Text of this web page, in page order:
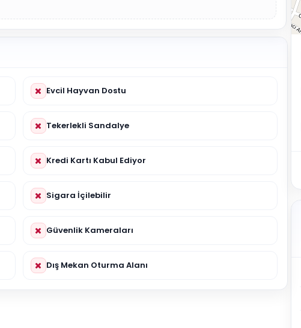
Evcil Hayvan Dostu
Tekerlekli Sandalye
Kredi Kartı Kabul Ediyor
Sigara İçilebilir
Güvenlik Kameraları
Dış Mekan Oturma Alanı